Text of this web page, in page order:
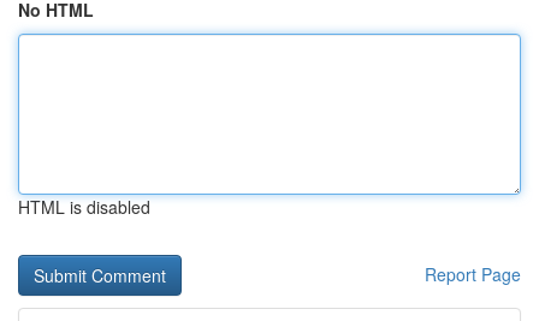
No HTML
HTML is disabled
Report Page